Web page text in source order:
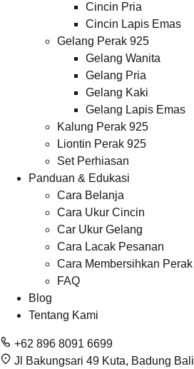
Cincin Pria
Cincin Lapis Emas
Gelang Perak 925
Gelang Wanita
Gelang Pria
Gelang Kaki
Gelang Lapis Emas
Kalung Perak 925
Liontin Perak 925
Set Perhiasan
Panduan & Edukasi
Cara Belanja
Cara Ukur Cincin
Car Ukur Gelang
Cara Lacak Pesanan
Cara Membersihkan Perak
FAQ
Blog
Tentang Kami
+62 896 8091 6699
Jl Bakungsari 49 Kuta, Badung Bali